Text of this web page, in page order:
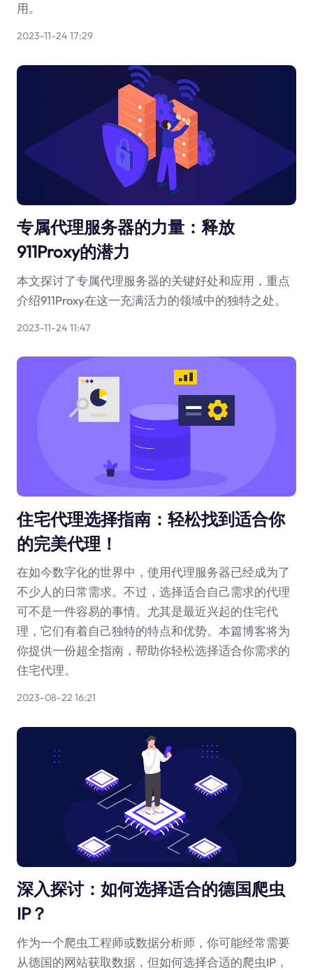
用。
2023-11-24 17:29
专属代理服务器的力量：释放
911Proxy的潜力
本文探讨了专属代理服务器的关键好处和应用，重点
介绍911Proxy在这一充满活力的领域中的独特之处。
2023-11-24 11:47
住宅代理选择指南：轻松找到适合你
的完美代理！
在如今数字化的世界中，使用代理服务器已经成为了
不少人的日常需求。不过，选择适合自己需求的代理
可不是一件容易的事情。尤其是最近兴起的住宅代
理，它们有着自己独特的特点和优势。本篇博客将为
你提供一份超全指南，帮助你轻松选择适合你需求的
住宅代理。
2023-08-22 16:21
深入探讨：如何选择适合的德国爬虫
IP？
作为一个爬虫工程师或数据分析师，你可能经常需要
从德国的网站获取数据，但如何选择合适的爬虫IP，